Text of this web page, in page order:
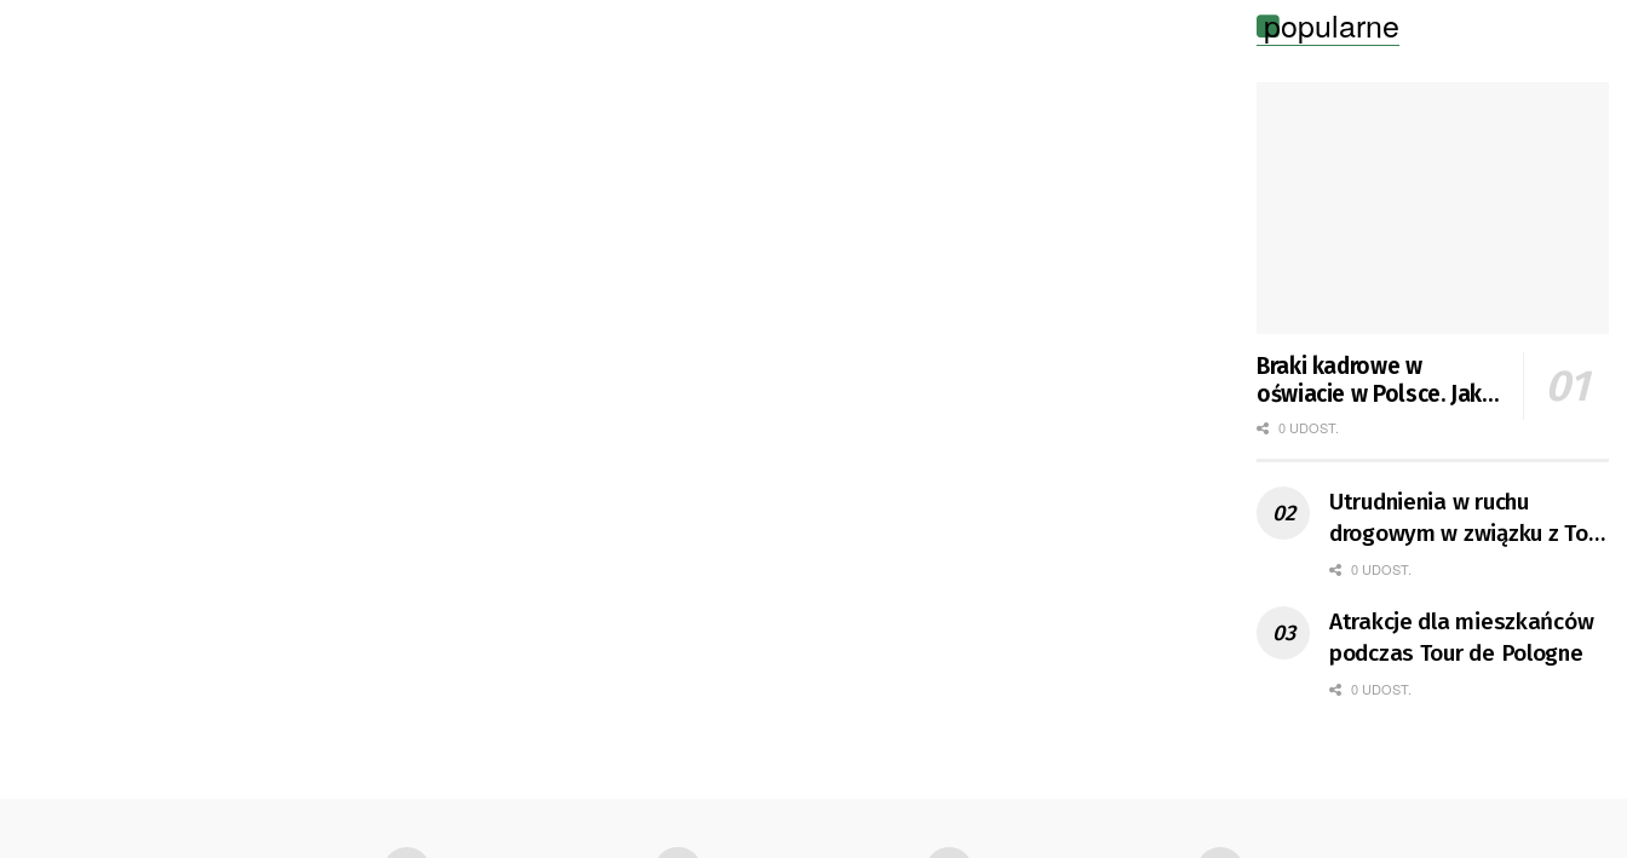
popularne
Braki kadrowe w
oświacie w Polsce. Jak
jest w Gorzowie?
0 UDOST.
Utrudnienia w ruchu
drogowym w związku z Tour
de Pologne
0 UDOST.
Atrakcje dla mieszkańców
podczas Tour de Pologne
0 UDOST.